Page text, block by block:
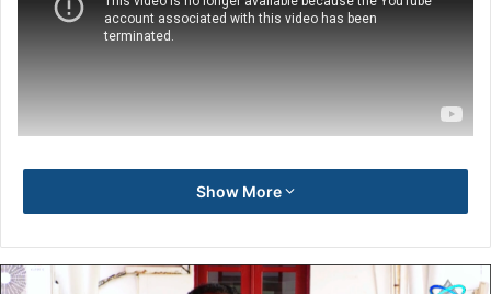
Show More